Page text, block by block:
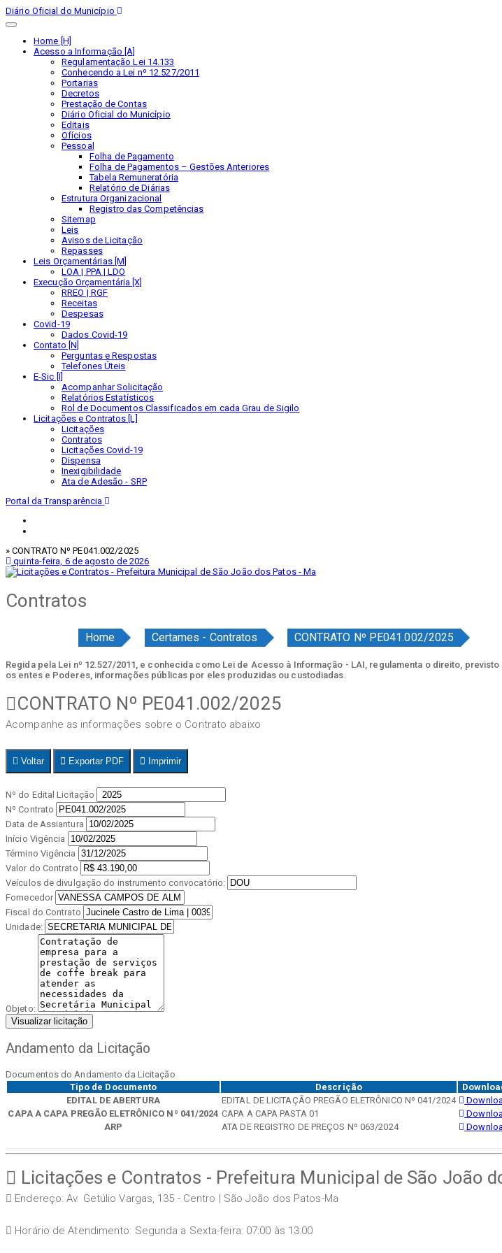
Diário Oficial do Município
Home [H]
Acesso a Informação [A]
Regulamentação Lei 14.133
Conhecendo a Lei nº 12.527/2011
Portarias
Decretos
Prestação de Contas
Diário Oficial do Município
Editais
Ofícios
Pessoal
Folha de Pagamento
Folha de Pagamentos – Gestões Anteriores
Tabela Remuneratória
Relatório de Diárias
Estrutura Organizacional
Registro das Competências
Sitemap
Leis
Avisos de Licitação
Repasses
Leis Orçamentárias [M]
LOA | PPA | LDO
Execução Orçamentária [X]
RREO | RGF
Receitas
Despesas
Covid-19
Dados Covid-19
Contato [N]
Perguntas e Respostas
Telefones Úteis
E-Sic [I]
Acompanhar Solicitação
Relatórios Estatísticos
Rol de Documentos Classificados em cada Grau de Sigilo
Licitações e Contratos [L]
Licitações
Contratos
Licitações Covid-19
Dispensa
Inexigibilidade
Ata de Adesão - SRP
Portal da Transparência
» CONTRATO Nº PE041.002/2025
quinta-feira, 6 de agosto de 2026
Contratos
Home Certames - Contratos CONTRATO Nº PE041.002/2025
Regida pela Lei nº 12.527/2011, e conhecida como Lei de Acesso à Informação - LAI, regulamenta o direito,
os entes e Poderes, informações públicas por eles produzidas ou custodiadas.
CONTRATO Nº PE041.002/2025
Acompanhe as informações sobre o Contrato abaixo
Voltar Exportar PDF Imprimir
Nº do Edital Licitação
Nº Contrato
Data de Assiantura
Início Vigência
Término Vigência
Valor do Contrato
Veículos de divulgação do instrumento convocatório:
Fornecedor
Fiscal do Contrato
Unidade:
Objeto:
Visualizar licitação
Andamento da Licitação
Documentos do Andamento da Licitação
Tipo de Documento
Descrição
EDITAL DE ABERTURA
EDITAL DE LICITAÇÃO PREGÃO ELETRÔNICO Nº 041/2024
CAPA A CAPA PREGÃO ELETRÔNICO Nº 041/2024 CAPA A CAPA PASTA 01
ARP
ATA DE REGISTRO DE PREÇOS Nº 063/2024
Licitações e Contratos - Prefeitura Municipal de São João
Endereço: Av. Getúlio Vargas, 135 - Centro | São João dos Patos-Ma
Horário de Atendimento: Segunda a Sexta-feira: 07:00 às 13:00